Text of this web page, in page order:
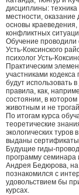
дисциплины:
местности,
основы краеведения,
конфликтных
Обучение проводили
Усть-Коксинского
психолог Усть-
Практическим
участниками
будут использовать
правила, как,
состоянии, в
животным и не
По итогам курса
теоретические
экологических
выданы сертификаты
Будущие гиды-
программу семинара
Андрея Бедюрова,
познакомился с
удовольствием бы
курсах.